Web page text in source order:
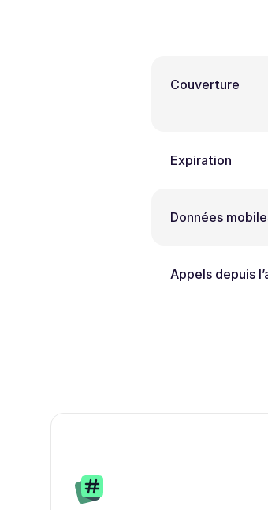
Couverture
Expiration
Données
Appels depuis